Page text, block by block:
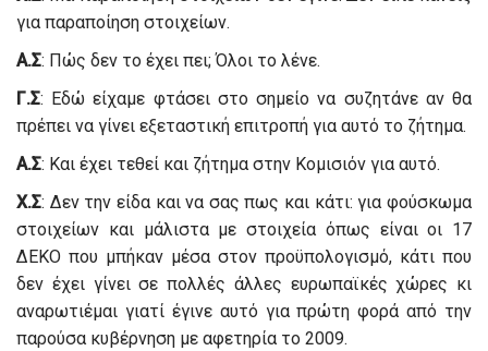
για παραποίηση στοιχείων.
Α.Σ: Πώς δεν το έχει πει; Όλοι το λένε.
Γ.Σ: Εδώ είχαμε φτάσει στο σημείο να συζητάνε αν θα
πρέπει να γίνει εξεταστική επιτροπή για αυτό το ζήτημα.
Α.Σ: Και έχει τεθεί και ζήτημα στην Κομισιόν για αυτό.
Χ.Σ: Δεν την είδα και να σας πως και κάτι: για φούσκωμα
στοιχείων και μάλιστα με στοιχεία όπως είναι οι 17
ΔΕΚΟ που μπήκαν μέσα στον προϋπολογισμό, κάτι που
δεν έχει γίνει σε πολλές άλλες ευρωπαϊκές χώρες κι
αναρωτιέμαι γιατί έγινε αυτό για πρώτη φορά από την
παρούσα κυβέρνηση με αφετηρία το 2009.